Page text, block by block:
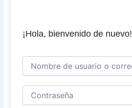
¡Hola, bienvenido de nuevo!